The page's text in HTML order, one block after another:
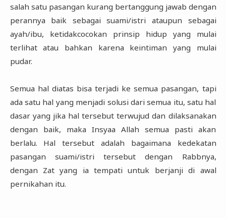
salah satu pasangan kurang bertanggung jawab dengan
perannya baik sebagai suami/istri ataupun sebagai
ayah/ibu, ketidakcocokan prinsip hidup yang mulai
terlihat atau bahkan karena keintiman yang mulai
pudar.
Semua hal diatas bisa terjadi ke semua pasangan, tapi
ada satu hal yang menjadi solusi dari semua itu, satu hal
dasar yang jika hal tersebut terwujud dan dilaksanakan
dengan baik, maka Insyaa Allah semua pasti akan
berlalu. Hal tersebut adalah bagaimana kedekatan
pasangan suami/istri tersebut dengan Rabbnya,
dengan Zat yang ia tempati untuk berjanji di awal
pernikahan itu.